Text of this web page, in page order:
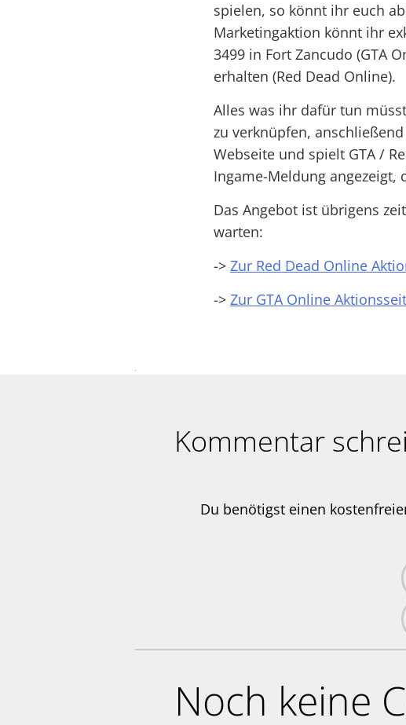
spielen, so könnt ihr euch
Marketingaktion könnt ihr
3499 in Fort Zancudo (GTA
erhalten (Red Dead Online).
Alles was ihr dafür tun
zu verknüpfen,
Webseite und spielt GTA /
Ingame-Meldung angezeigt,
Das Angebot ist übrigens
warten:
-> Zur Red Dead Online
-> Zur GTA Online
Kommentar
Du benötigst einen
Noch keine